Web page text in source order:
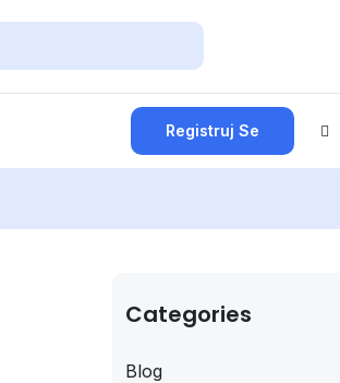
Registruj Se
Categories
Blog